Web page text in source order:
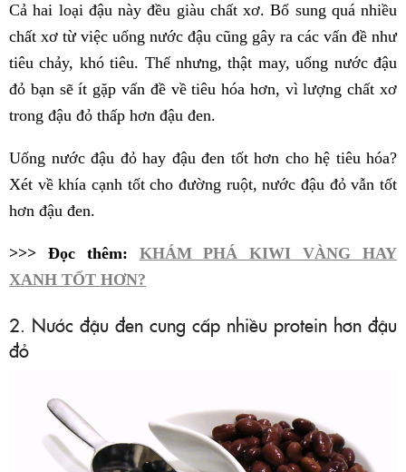
Cả hai loại đậu này đều giàu chất xơ. Bổ sung quá nhiều
chất xơ từ việc uống nước đậu cũng gây ra các vấn đề như
tiêu chảy, khó tiêu. Thế nhưng, thật may, uống nước đậu
đỏ bạn sẽ ít gặp vấn đề về tiêu hóa hơn, vì lượng chất xơ
trong đậu đỏ thấp hơn đậu đen.
Uống nước đậu đỏ hay đậu đen tốt hơn cho hệ tiêu hóa?
Xét về khía cạnh tốt cho đường ruột, nước đậu đỏ vẫn tốt
hơn đậu đen.
>>> Đọc thêm: KHÁM PHÁ KIWI VÀNG HAY
XANH TỐT HƠN?
2. Nước đậu đen cung cấp nhiều protein hơn đậu
đỏ